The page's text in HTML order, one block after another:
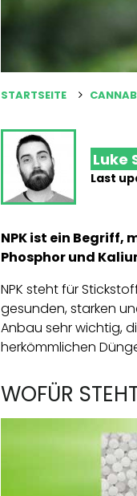
STARTSEITE
Luke
Last
NPK ist ein
Phosphor und
NPK steht für
gesunden, starken
Anbau sehr wichtig,
herkömmlichen
WOFÜR